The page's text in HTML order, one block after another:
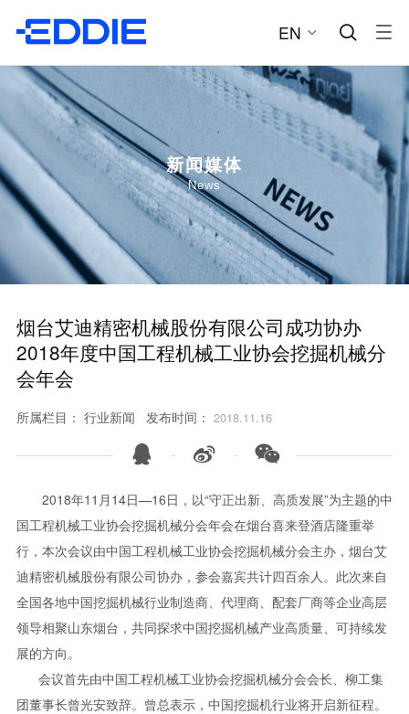
EN  
新闻媒体
News
烟台艾迪精密机械股份有限公司成功协办
2018年度中国工程机械工业协会挖掘机械分
会年会
所属栏目： 行业新闻 发布时间： 2018.11.16
  
2018年11月14日—16日，以“守正出新、高质发展”为主题的中
国工程机械工业协会挖掘机械分会年会在烟台喜来登酒店隆重举
行，本次会议由中国工程机械工业协会挖掘机械分会主办，烟台艾
迪精密机械股份有限公司协办，参会嘉宾共计四百余人。此次来自
全国各地中国挖掘机械行业制造商、代理商、配套厂商等企业高层
领导相聚山东烟台，共同探求中国挖掘机械产业高质量、可持续发
展的方向。
会议首先由中国工程机械工业协会挖掘机械分会会长、柳工集
团董事长曾光安致辞。曾总表示，中国挖掘机行业将开启新征程。